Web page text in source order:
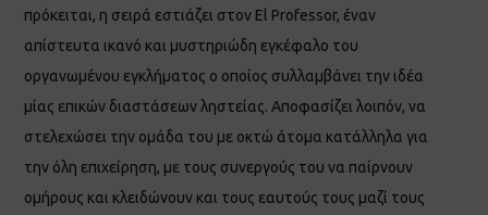
πρόκειται, η σειρά εστιάζει στον El Professor, έναν
απίστευτα ικανό και μυστηριώδη εγκέφαλο του
οργανωμένου εγκλήματος ο οποίος συλλαμβάνει την ιδέα
μίας επικών διαστάσεων ληστείας. Αποφασίζει λοιπόν, να
στελεχώσει την ομάδα του με οκτώ άτομα κατάλληλα για
την όλη επιχείρηση, με τους συνεργούς του να παίρνουν
ομήρους και κλειδώνουν και τους εαυτούς τους μαζί τους